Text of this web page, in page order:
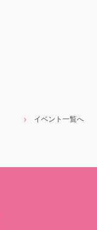
イベント一覧へ